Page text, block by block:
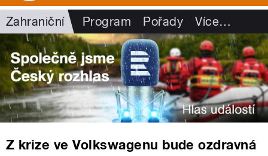
Zahraniční Program Pořady Více…
Z krize ve Volkswagenu bude ozdravná